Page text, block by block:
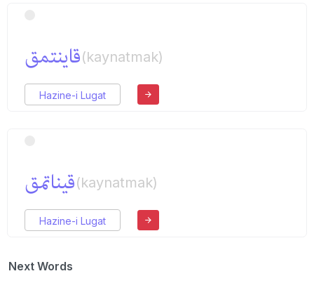
قاینتمق(kaynatmak)
Hazine-i Lugat
قیناتمق(kaynatmak)
Hazine-i Lugat
Next Words